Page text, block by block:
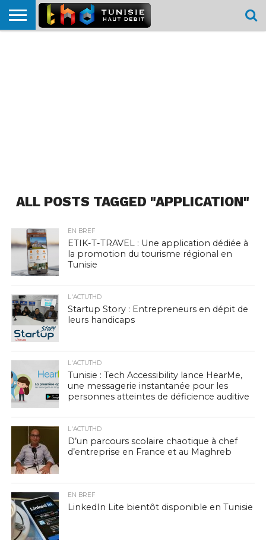
ALL POSTS TAGGED "APPLICATION"
EN BREF
ETIK-T-TRAVEL : Une application dédiée à
la promotion du tourisme régional en
Tunisie
L'ACTUTHD
Startup Story : Entrepreneurs en dépit de
leurs handicaps
L'ACTUTHD
Tunisie : Tech Accessibility lance HearMe,
une messagerie instantanée pour les
personnes atteintes de déficience auditive
L'ACTUTHD
D’un parcours scolaire chaotique à chef
d’entreprise en France et au Maghreb
EN BREF
LinkedIn Lite bientôt disponible en Tunisie